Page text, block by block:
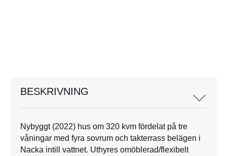
BESKRIVNING
Nybyggt (2022) hus om 320 kvm fördelat på tre
våningar med fyra sovrum och takterrass belägen i
Nacka intill vattnet. Uthyres omöblerad/flexibelt